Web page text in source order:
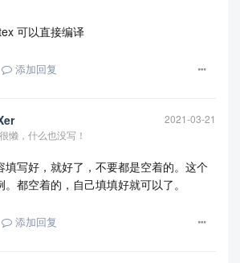
可以直接编译
添加回复
2021-03-21
懒，什么也没写！
填写好，就好了，不要都是空着的。这个
都空着的，自己填填好就可以了。
添加回复